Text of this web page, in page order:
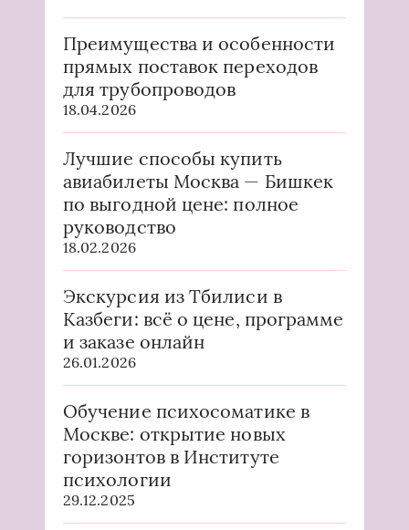
Преимущества и особенности
прямых поставок переходов
для трубопроводов
18.04.2026
Лучшие способы купить
авиабилеты Москва — Бишкек
по выгодной цене: полное
руководство
18.02.2026
Экскурсия из Тбилиси в
Казбеги: всё о цене, программе
и заказе онлайн
26.01.2026
Обучение психосоматике в
Москве: открытие новых
горизонтов в Институте
психологии
29.12.2025